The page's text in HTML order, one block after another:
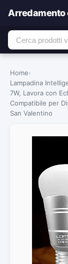
Arredamento
Home›
Lampadina
7W, Lavora con
Compatibile per
San Valentino